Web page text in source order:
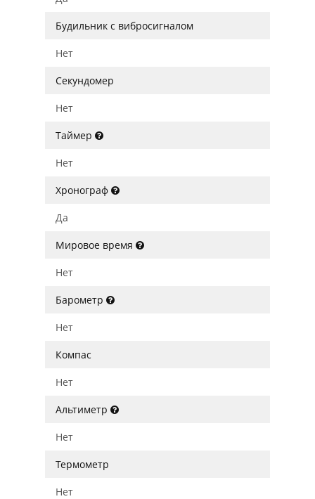
Будильник с вибросигналом
Нет
Секундомер
Нет
Таймер
Нет
Хронограф
Да
Мировое время
Нет
Барометр
Нет
Компас
Нет
Альтиметр
Нет
Термометр
Нет